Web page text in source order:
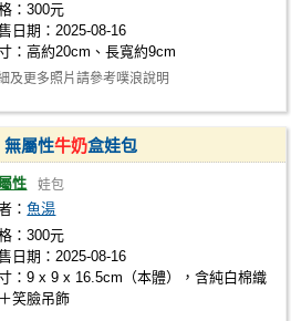
：300元
日期：2025-08-16
：高約20cm、長寬約9cm
及更多照片請參考噗浪說明
無屬性牛奶盒娃包
性 娃包
：魚湯
：300元
日期：2025-08-16
：9 x 9 x 16.5cm（本體），含純白棉織
笑臉吊飾